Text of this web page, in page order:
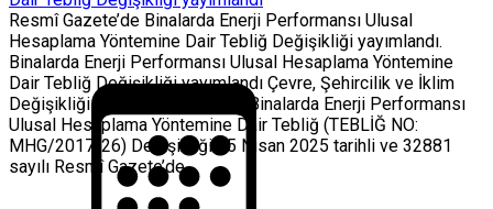
Resmî Gazete’de Binalarda Enerji Performansı Ulusal
Hesaplama Yöntemine Dair Tebliğ Değişikliği yayımlandı.
Binalarda Enerji Performansı Ulusal Hesaplama Yöntemine
Dair Tebliğ Değişikliği yayımlandı Çevre, Şehircilik ve İklim
Değişikliği Bakanlığı tarafından Binalarda Enerji Performansı
Ulusal Hesaplama Yöntemine Dair Tebliğ (TEBLİĞ NO:
MHG/2017-26) Değişikliği 25 Nisan 2025 tarihli ve 32881
sayılı Resmî Gazete’de...